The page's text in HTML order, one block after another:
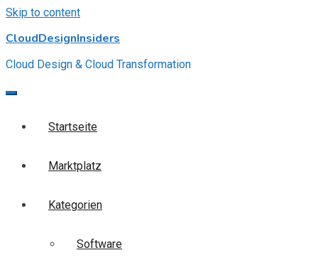
Skip to content
CloudDesignInsiders
Cloud Design & Cloud Transformation
Startseite
Marktplatz
Kategorien
Software